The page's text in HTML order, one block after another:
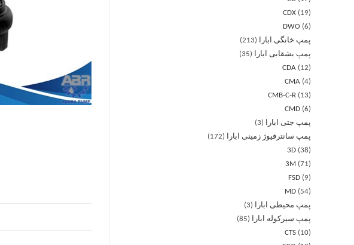
CDX
19
DWO
6
پمپ خانگی ابارا
213
پمپ بشقابی ابارا
35
CDA
12
CMA 4
CMB-C-R
13
CMD 6
پمپ جتی ابارا
3
پمپ سانترفیوژ زمینی ابارا
172
3D 38
3M
71
FSD
9
MD
54
پمپ محیطی ابارا
3
پمپ سیرکوله ابارا
85
CTS
10